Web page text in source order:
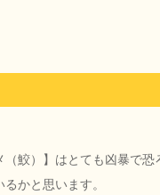
（鮫）】はとても凶暴で恐
かと思います。